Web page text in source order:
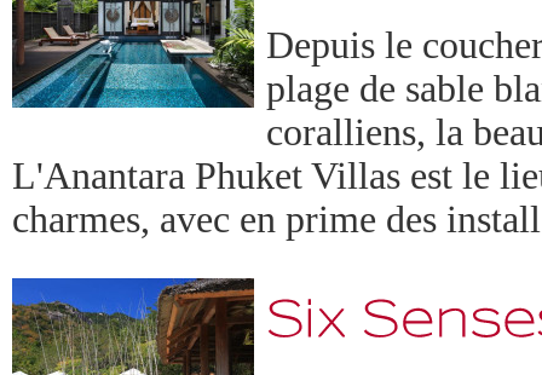
Depuis le
plage de sable
coralliens, la
L'Anantara Phuket Villas est le
charmes, avec en prime des